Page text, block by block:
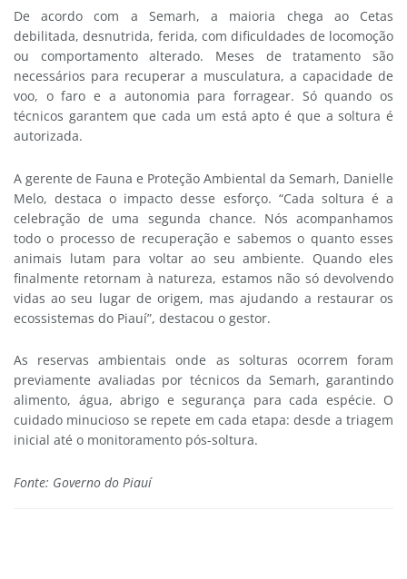
De acordo com a Semarh, a maioria chega ao Cetas
debilitada, desnutrida, ferida, com dificuldades de locomoção
ou comportamento alterado. Meses de tratamento são
necessários para recuperar a musculatura, a capacidade de
voo, o faro e a autonomia para forragear. Só quando os
técnicos garantem que cada um está apto é que a soltura é
autorizada.
A gerente de Fauna e Proteção Ambiental da Semarh, Danielle
Melo, destaca o impacto desse esforço. “Cada soltura é a
celebração de uma segunda chance. Nós acompanhamos
todo o processo de recuperação e sabemos o quanto esses
animais lutam para voltar ao seu ambiente. Quando eles
finalmente retornam à natureza, estamos não só devolvendo
vidas ao seu lugar de origem, mas ajudando a restaurar os
ecossistemas do Piauí”, destacou o gestor.
As reservas ambientais onde as solturas ocorrem foram
previamente avaliadas por técnicos da Semarh, garantindo
alimento, água, abrigo e segurança para cada espécie. O
cuidado minucioso se repete em cada etapa: desde a triagem
inicial até o monitoramento pós-soltura.
Fonte: Governo do Piauí